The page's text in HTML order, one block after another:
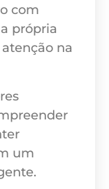
com
própria
na
um